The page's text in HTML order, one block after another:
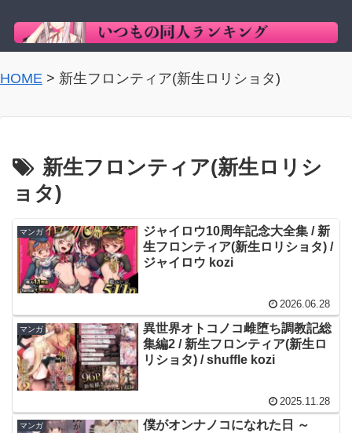
HOME > 新生フロンティア(新生ロリショタ)
新生フロンティア(新生ロリシ
ョタ)
マンガ
ジャイロウ10周年記念大全集 / 新
生フロンティア(新生ロリショタ) /
ジャイロウ kozi
2026.06.28
マンガ
異世界オトコノコ雌堕ち調教記総
集編2 / 新生フロンティア(新生ロ
リショタ) / shuffle kozi
2025.11.28
マンガ
僕がオンナノコになれた日 ～